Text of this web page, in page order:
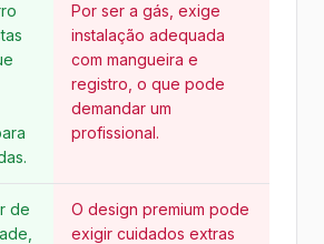
Por ser a gás, exige
instalação adequada
com mangueira e
registro, o que pode
demandar um
profissional.
de
O design premium pode
exigir cuidados extras